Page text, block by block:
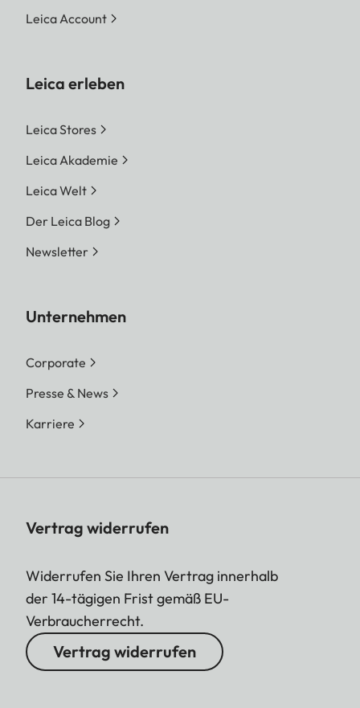
Leica Account
Leica erleben
Leica Stores
Leica Akademie
Leica Welt
Der Leica Blog
Newsletter
Unternehmen
Corporate
Presse & News
Karriere
Vertrag widerrufen
Widerrufen Sie Ihren Vertrag innerhalb
der 14-tägigen Frist gemäß EU-
Verbraucherrecht.
Vertrag widerrufen